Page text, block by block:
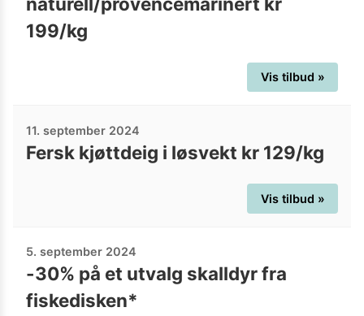
199/kg
Vis tilbud »
11. september 2024
Fersk kjøttdeig i løsvekt kr 129/kg
Vis tilbud »
5. september 2024
-30% på et utvalg skalldyr fra
fiskedisken*